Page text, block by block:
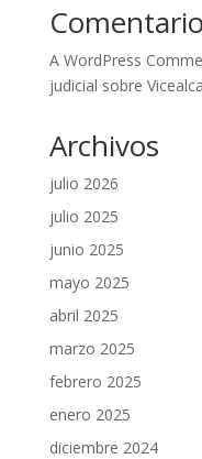
A WordPress
judicial sobre
Archivos
julio 2026
julio 2025
junio 2025
mayo 2025
abril 2025
marzo 2025
febrero 2025
enero 2025
diciembre 2024